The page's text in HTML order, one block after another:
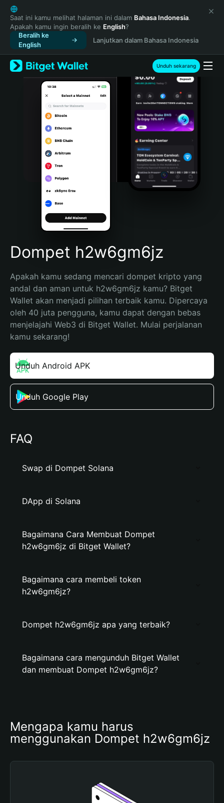
English
日本語
Tiếng Việt
Русский
Español (Latinoamérica)
Türkçe
Italiano
Português (Portugal)
Bahasa Indonesia
Português (Brasil)
Español (Argentina)
Saat ini kamu melihat halaman ini dalam Bahasa Indonesia.
Apakah kamu ingin beralih ke English?
Beralih ke
English
Lanjutkan dalam Bahasa Indonesia
Unduh sekarang
Dompet h2w6gm6jz
Apakah kamu sedang mencari dompet kripto yang
andal dan aman untuk h2w6gm6jz kamu? Bitget
Wallet akan menjadi pilihan terbaik kamu. Dipercaya
oleh 40 juta pengguna, kamu dapat dengan bebas
menjelajahi Web3 di Bitget Wallet. Mulai perjalanan
kamu sekarang!
Unduh Android APK
Unduh Google Play
FAQ
Swap di Dompet Solana
DApp di Solana
Bagaimana Cara Membuat Dompet
h2w6gm6jz di Bitget Wallet?
Bagaimana cara membeli token
h2w6gm6jz?
Dompet h2w6gm6jz apa yang terbaik?
Bagaimana cara mengunduh Bitget Wallet
dan membuat Dompet h2w6gm6jz?
Mengapa kamu harus
menggunakan Dompet h2w6gm6jz